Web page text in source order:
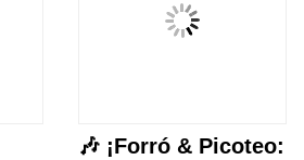
🎶 ¡Forró & Picoteo: